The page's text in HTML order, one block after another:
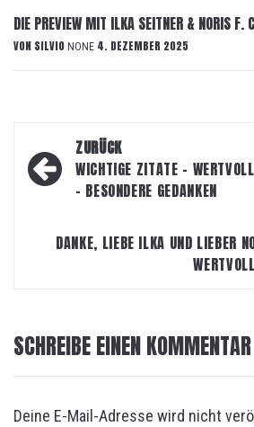
DIE PREVIEW MIT ILKA SEITNER & NORIS F.
VON SILVIO NONE 4. DEZEMBER 2025
Beitragsnavigation
ZURÜCK
WICHTIGE ZITATE –
– BESONDERE GEDANKEN
DANKE, LIEBE ILKA UND LIEBER
SCHREIBE EINEN KOMMENTAR
Deine E-Mail-Adresse wird nicht